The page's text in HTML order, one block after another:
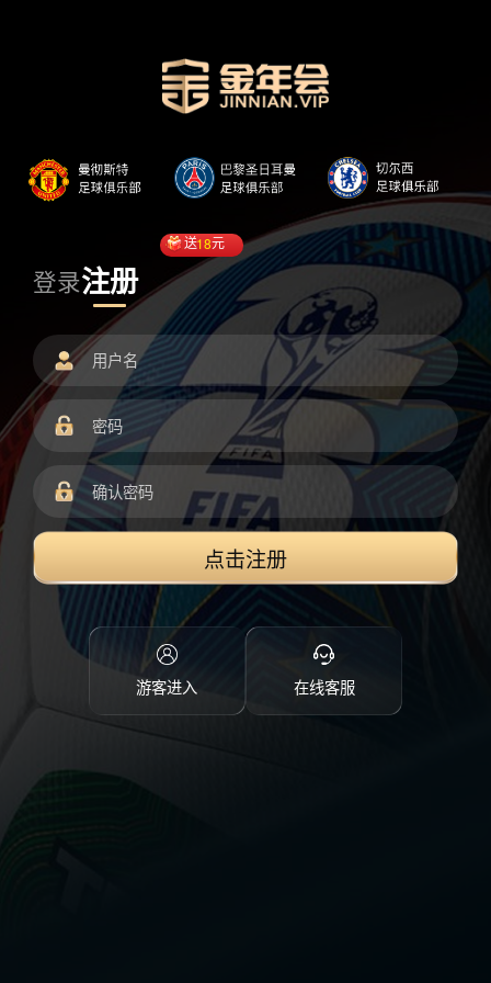
登录注册
送18元
点击注册
游客进入 在线客服